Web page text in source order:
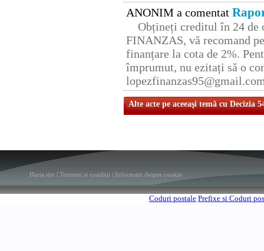
ANONIM a comentat
Obțineți creditul în 24 de
FINANZAS, vă recomand
finanțare la cota de 2%.
împrumut, nu ezitați să o
Alte acte pe aceeaşi temă cu Decizia
Harta site Termeni si conditii Informatii despre cookie
Coduri postale Prefixe si Coduri